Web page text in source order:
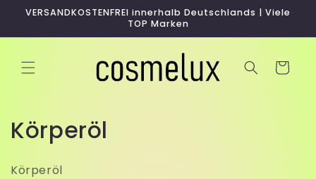
zum
VERSANDKOSTENFREI innerhalb Deutschlands | Viele
TOP Marken
Warenkorb
K
a
Körperöl
Körperöl